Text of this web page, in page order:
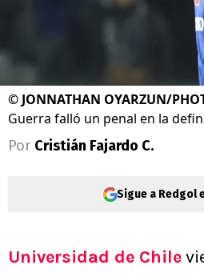
©JONNATHAN OYARZUN/
Guerra falló un penal en la
Por Cristián Fajardo C.
Sigue a Redgol
Universidad de Chile